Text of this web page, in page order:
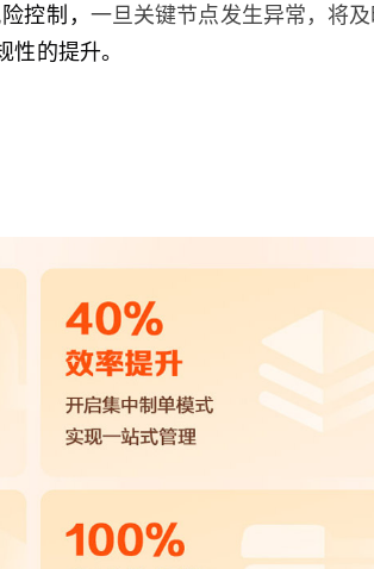
控制，一旦关键节点发生异常，将
性的提升。